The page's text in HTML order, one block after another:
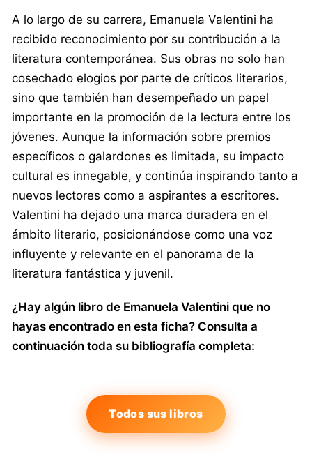
A lo largo de su carrera, Emanuela Valentini ha
recibido reconocimiento por su contribución a la
literatura contemporánea. Sus obras no solo han
cosechado elogios por parte de críticos literarios,
sino que también han desempeñado un papel
importante en la promoción de la lectura entre los
jóvenes. Aunque la información sobre premios
específicos o galardones es limitada, su impacto
cultural es innegable, y continúa inspirando tanto a
nuevos lectores como a aspirantes a escritores.
Valentini ha dejado una marca duradera en el
ámbito literario, posicionándose como una voz
influyente y relevante en el panorama de la
literatura fantástica y juvenil.
¿Hay algún libro de Emanuela Valentini que no
hayas encontrado en esta ficha? Consulta a
continuación toda su bibliografía completa:
Todos sus libros